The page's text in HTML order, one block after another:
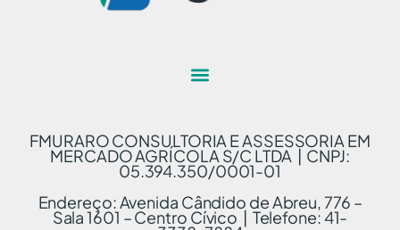
FMURARO CONSULTORIA E ASSESSORIA EM
MERCADO AGRÍCOLA S/C LTDA | CNPJ:
05.394.350/0001-01
Endereço: Avenida Cândido de Abreu, 776 –
Sala 1601 – Centro Cívico | Telefone: 41-